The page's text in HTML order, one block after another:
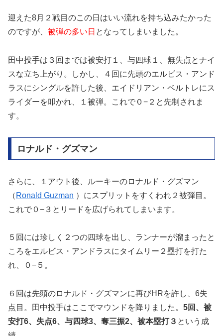
迎えた8月２戦目のこの日はいい流れを持ち込みたかった
のですが、 被弾の多い日 となってしまいました。
田中投手は３回までは被安打１、与四球１、無失点とナイ
スな立ち上がり。しかし、４回に先頭のエルビス・アンド
ラスにシングルを許した後、エイドリアン・ベルトレにス
ライダーを叩かれ、１被弾。これで０−２と先制されま
す。
ロナルド・グズマン
さらに、１アウト後、ルーキーのロナルド・グズマン
（ Ronald Guzman ）にスプリットをすくわれ２被弾目。
これで０−３とリードを広げられてしまいます。
５回には珍しく２つの四球を出し、ランナーが溜まったと
ころをエルビス・アンドラスにタイムリー２塁打を打た
れ、０−５。
６回は先頭のロナルド・グズマンに再びHRを許し、6失
点目。田中投手はここでマウンドを降りました。 5回、被
安打6、失点6、与四球3、奪三振2、被本塁打３ という成